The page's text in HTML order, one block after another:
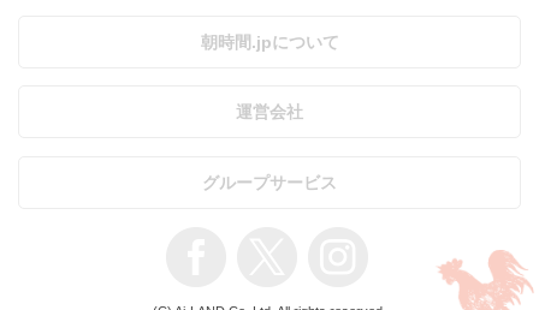
朝時間.jpについて
運営会社
グループサービス